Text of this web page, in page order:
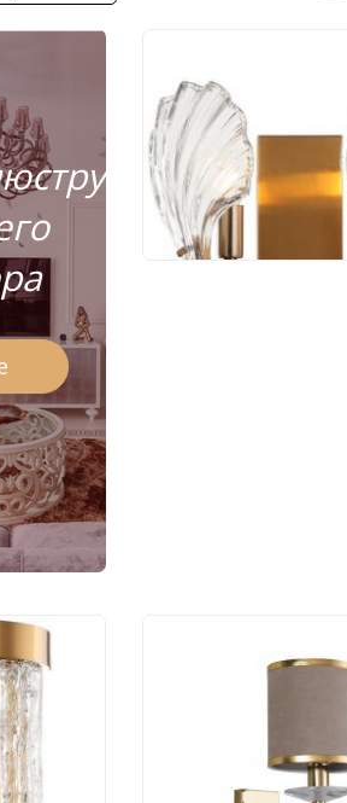
2153/05/02W
8 900 руб.
Бра Favourite
5 130 руб.